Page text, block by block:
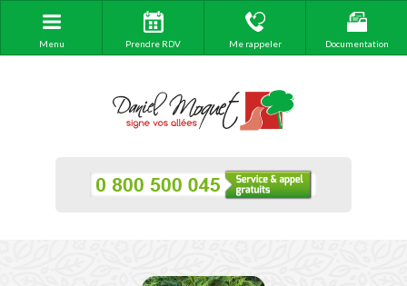
Menu Prendre RDV Me rappeler Documentation